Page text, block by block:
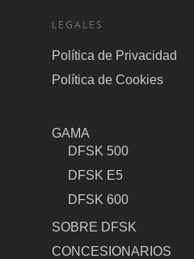
LEGALES
Política de Privacidad
Política de Cookies
GAMA
DFSK 500
DFSK E5
DFSK 600
SOBRE DFSK
CONCESIONARIOS